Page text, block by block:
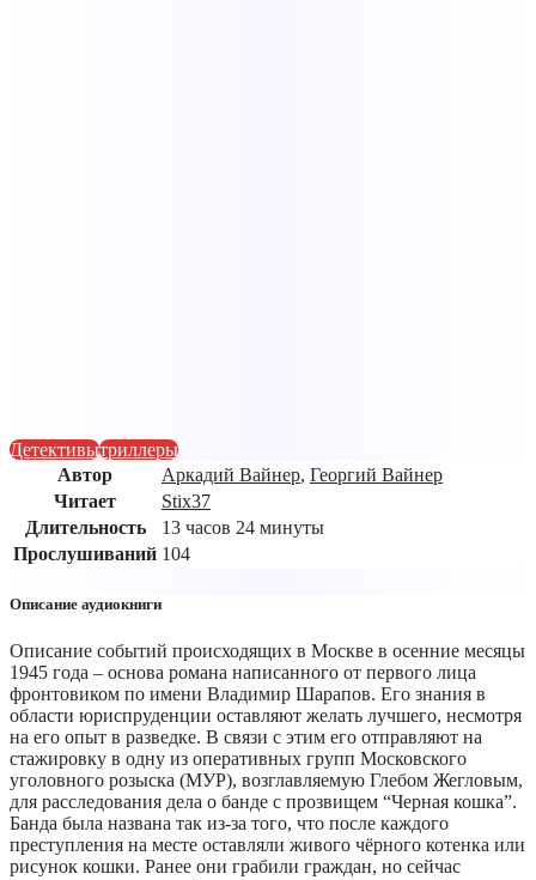
Детективытриллеры
Автор
Аркадий Вайнер, Георгий Вайнер
Читает
Stix37
Длительность
13 часов 24 минуты
Прослушиваний 104
Описание аудиокниги
Описание событий происходящих в Москве в осенние месяцы
1945 года – основа романа написанного от первого лица
фронтовиком по имени Владимир Шарапов. Его знания в
области юриспруденции оставляют желать лучшего, несмотря
на его опыт в разведке. В связи с этим его отправляют на
стажировку в одну из оперативных групп Московского
уголовного розыска (МУР), возглавляемую Глебом Жегловым,
для расследования дела о банде с прозвищем “Черная кошка”.
Банда была названа так из-за того, что после каждого
преступления на месте оставляли живого чёрного котенка или
рисунок кошки. Ранее они грабили граждан, но сейчас